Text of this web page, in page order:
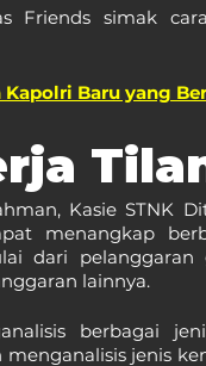
Friends simak
Kapolri Baru yang
Kasie STNK
menangkap
dari
lainnya.
berbagai
jenis